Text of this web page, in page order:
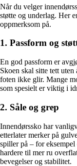
Når du velger
støtte og underlag. Her
oppmerksom på.
1. Passform og
En god passform er
Skoen skal sitte tett
foten ikke glir. Mange
som spesielt er viktig i
2. Såle og grep
Innendørssko har
etterlater merker på
spiller på – for
hardere til mer ru
bevegelser og stabilitet.